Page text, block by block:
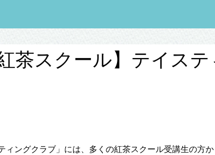
スクール】テイステ
ングクラブ」には、多くの紅茶スクール受講生の方